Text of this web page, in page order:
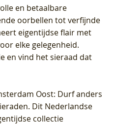
en betaalbare
oorbellen tot verfijnde
eigentijdse flair met
elke gelegenheid.
en vind het sieraad dat
Oost: Durf anders
Dit Nederlandse
collectie